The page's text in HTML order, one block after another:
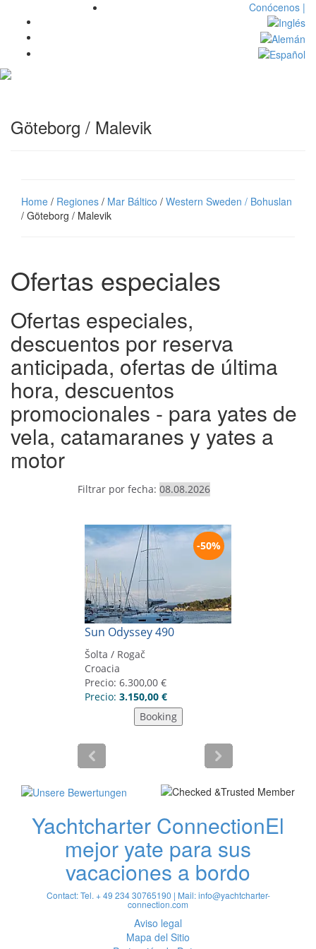
Conócenos |
Göteborg / Malevik
Home / Regiones / Mar Báltico / Western Sweden / Bohuslan
/ Göteborg / Malevik
Ofertas especiales
Ofertas especiales,
descuentos por reserva
anticipada, ofertas de última
hora, descuentos
promocionales - para yates de
vela, catamaranes y yates a
motor
Yachtcharter ConnectionEl
mejor yate para sus
vacaciones a bordo
Contact: Tel. + 49 234 30765190 | Mail:info@yachtcharter-
connection.com
Aviso legal
Mapa del Sitio